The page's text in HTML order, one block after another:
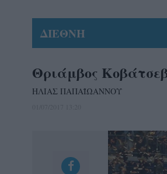
ΔΙΕΘΝΗ
Θριάμβος
ΗΛΙΑΣ ΠΑΠΑΪΩΑΝΝΟΥ